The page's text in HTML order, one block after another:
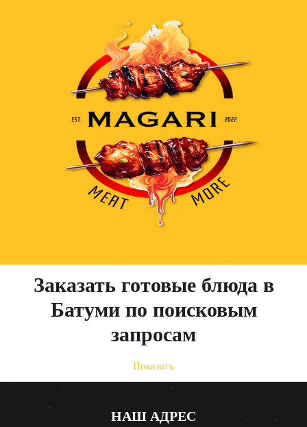
Заказать готовые блюда в
Батуми по поисковым
запросам
Показать
НАШ АДРЕС